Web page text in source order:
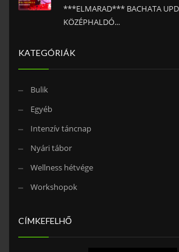
***ELMARAD*** BACHATA
KÖZÉPHALDÓ...
KATEGÓRIÁK
Bulik
Egyéb
Intenzív táncnap
Nyári tábor
Wellness hétvége
Workshopok
CÍMKEFELHŐ